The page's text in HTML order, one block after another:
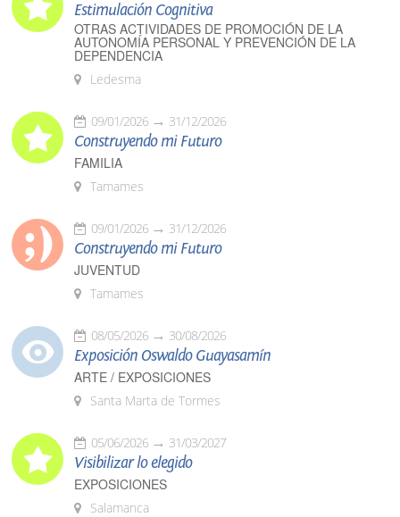
Estimulación Cognitiva
OTRAS ACTIVIDADES DE PROMOCIÓN DE LA
AUTONOMÍA PERSONAL Y PREVENCIÓN DE LA
DEPENDENCIA
Ledesma
09/01/2026 31/12/2026
Construyendo mi Futuro
FAMILIA
Tamames
09/01/2026 31/12/2026
Construyendo mi Futuro
JUVENTUD
Tamames
08/05/2026 30/08/2026
Exposición Oswaldo Guayasamín
ARTE / EXPOSICIONES
Santa Marta de Tormes
05/06/2026 31/03/2027
Visibilizar lo elegido
EXPOSICIONES
Salamanca